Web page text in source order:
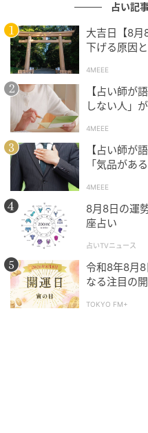
占い記
大吉日【8月
下げる原因
4MEEE
【占い師が
しない人」
4MEEE
【占い師が
「気品があ
4MEEE
8月8日の運
座占い
占いTVニュース
令和8年8月
なる注目の
TOKYO FM+